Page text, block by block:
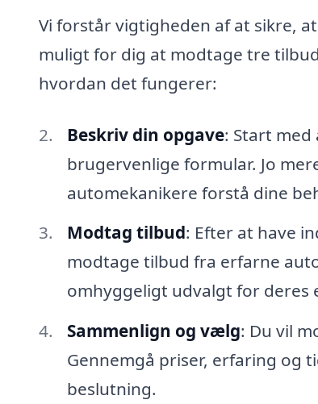
Vi forstår vigtigheden af at sikre,
muligt for dig at modtage tre
hvordan det fungerer:
Beskriv din opgave: Start
brugervenlige formular. Jo
automekanikere forstå dine
Modtag tilbud: Efter at have
modtage tilbud fra erfarne
omhyggeligt udvalgt for deres
Sammenlign og vælg: Du vil
Gennemgå priser, erfaring og
beslutning.